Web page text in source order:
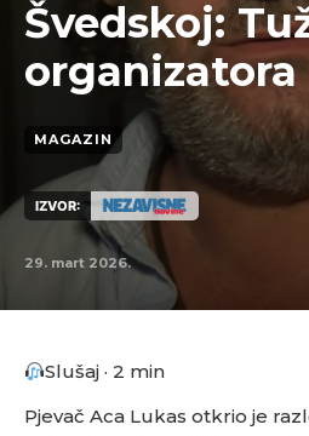
Švedskoj:
organizatora
MAGAZIN
IZVOR:
29. mart 2026.
Slušaj · 2 min
Pjevač Aca Lukas otkrio je